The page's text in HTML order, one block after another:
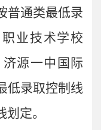
普通类最低录
业技术学校
济源一中国际
低录取控制线
划定。